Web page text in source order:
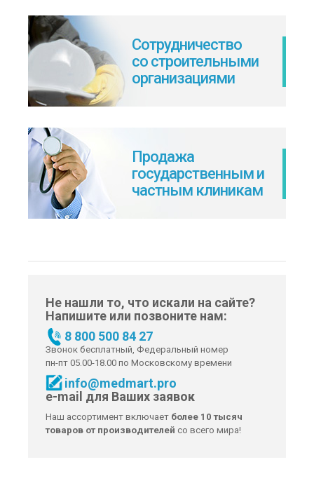
Сотрудничество
со строительными
организациями
Продажа
государственным и
частным клиникам
Не нашли то, что искали на сайте?
Напишите или позвоните нам:
8 800 500 84 27
Звонок бесплатный, Федеральный номер
пн-пт 05.00-18.00 по Московскому времени
info@medmart.pro
e-mail для Ваших заявок
Наш ассортимент включает более 10 тысяч
товаров от производителей со всего мира!